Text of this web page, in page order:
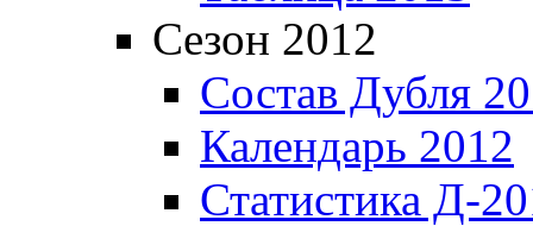
Сезон 2012
Состав Дубля
Календарь 2012
Статистика Д-